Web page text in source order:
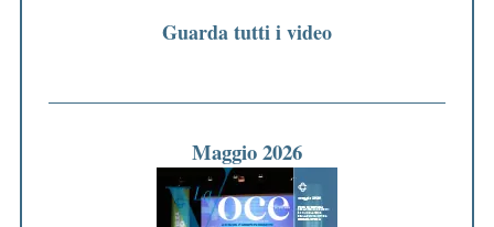
Guarda tutti i video
Maggio 2026